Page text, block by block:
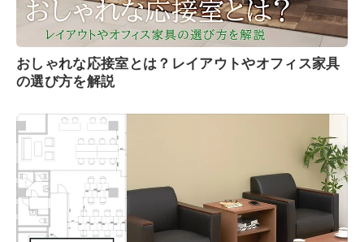
おしゃれな応接室とは？レイアウトやオフィス家具
の選び方を解説